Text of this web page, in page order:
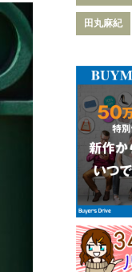
田丸麻紀